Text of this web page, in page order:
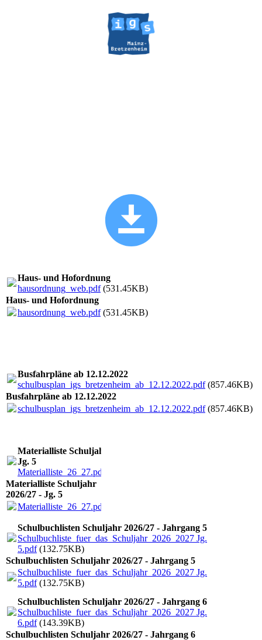
Haus- und Hofordnung
hausordnung_web.pdf(531.45KB)
Haus- und Hofordnung
hausordnung_web.pdf(531.45KB)
Busfahrpläne ab 12.12.2022
schulbusplan_igs_bretzenheim_ab_12.12.2022.pdf(857.46KB)
Busfahrpläne ab 12.12.2022
schulbusplan_igs_bretzenheim_ab_12.12.2022.pdf(857.46KB)
Materialliste Schuljahr 2026/27 -
Jg. 5
Materialliste_26_27.pdf
Materialliste Schuljahr
2026/27 - Jg. 5
Materialliste_26_27.pdf
Schulbuchlisten Schuljahr 2026/27 - Jahrgang 5
Schulbuchliste_fuer_das_Schuljahr_2026_2027 Jg.
5.pdf(132.75KB)
Schulbuchlisten Schuljahr 2026/27 - Jahrgang 5
Schulbuchliste_fuer_das_Schuljahr_2026_2027 Jg.
5.pdf(132.75KB)
Schulbuchlisten Schuljahr 2026/27 - Jahrgang 6
Schulbuchliste_fuer_das_Schuljahr_2026_2027 Jg.
6.pdf(143.39KB)
Schulbuchlisten Schuljahr 2026/27 - Jahrgang 6